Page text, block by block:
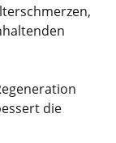
die